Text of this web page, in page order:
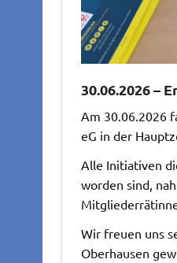
30.06.2026 –
Am 30.06.2026
eG in der
Alle Initiativen
worden sind,
Wir freuen uns
Oberhausen